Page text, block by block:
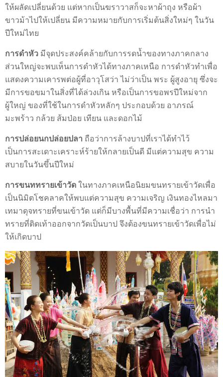
ให้ผลัดเปลี่ยนด้วย แต่หากเป็นฆราวาสก็จะหาผ้าถุง หรือผ้า
ขาวม้าไปให้เปลี่ยน มีความหมายกับการเริ่มต้นสิ่งใหม่ๆ ในวัน
ปีใหม่ไทย
การดำหัว มีจุดประสงค์คล้ายกับการรดน้ำของทางภาคกลาง
ส่วนใหญ่จะพบเห็นการดำหัวได้ทางภาคเหนือ การดำหัวทำเพื่อ
แสดงความเคารพต่อผู้ที่อาวุโสว่า ไม่ว่าเป็น พระ ผู้สูงอายุ ซึ่งจะ
มีการขอขมาในสิ่งที่ได้ล่วงเกิน หรือเป็นการขอพรปีใหม่จาก
ผู้ใหญ่ ของที่ใช้ในการดำหัวหลักๆ ประกอบด้วย อาภรณ์
มะพร้าว กล้วย ส้มป่อย เทียน และดอกไม้
การปล่อยนกปล่อยปลา ถือว่าการล้างบาปที่เราได้ทำไว้
เป็นการสะเดาะเคราะห์ร้ายให้กลายเป็นดี มีแต่ความสุข ความ
สบายในวันขึ้นปีใหม่
การขนททรายเข้าวัด ในทางภาคเหนือนิยมขนทรายเข้าวัดเพื่อ
เป็นนิมิตโชคลาคให้พบแต่ความสุข ความเจริญ เงินทองไหลมา
เทมาดุจทรายที่ขนเข้าวัด แต่ก็มีบางพื้นที่มีความเชื่อว่า การนำ
ทรายที่ติดเท้าออกจากวัดเป็นบาป จึงต้องขนทรายเข้าวัดเพื่อไม่
ให้เกิดบาป